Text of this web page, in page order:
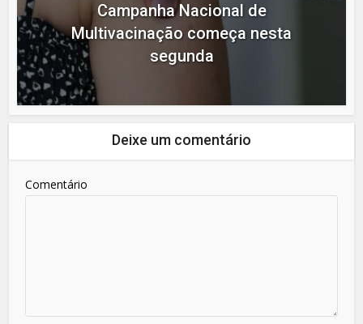
Campanha Nacional de
Multivacinação começa nesta
segunda
Deixe um comentário
Comentário